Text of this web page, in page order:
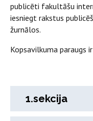
publicēti fakultāšu
iesniegt rakstus
žurnālos.
Kopsavilkuma paraugs
1.sekcija